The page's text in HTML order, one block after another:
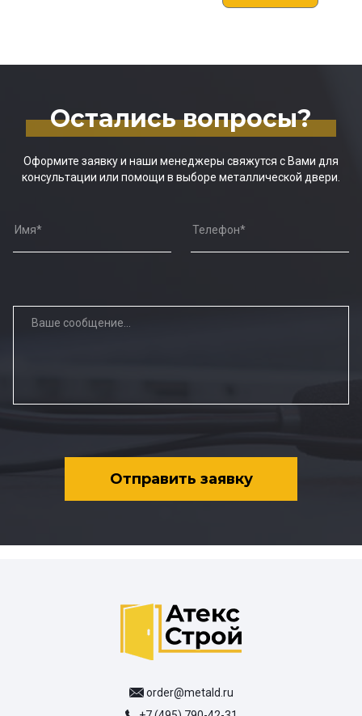
Остались вопросы?
Оформите заявку и наши менеджеры свяжутся с Вами для
консультации или помощи в выборе металлической двери.
Отправить заявку
order@metald.ru